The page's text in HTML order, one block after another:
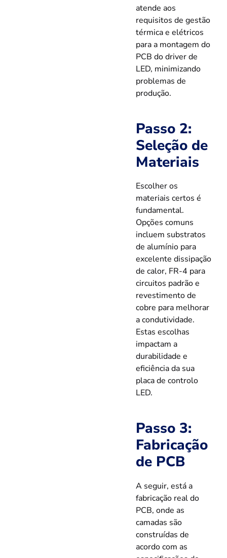
atende aos
requisitos de gestão
térmica e elétricos
para a montagem do
PCB do driver de
LED, minimizando
problemas de
produção.
Passo 2:
Seleção de
Materiais
Escolher os
materiais certos é
fundamental.
Opções comuns
incluem substratos
de alumínio para
excelente dissipação
de calor, FR-4 para
circuitos padrão e
revestimento de
cobre para melhorar
a condutividade.
Estas escolhas
impactam a
durabilidade e
eficiência da sua
placa de controlo
LED.
Passo 3:
Fabricação
de PCB
A seguir, está a
fabricação real do
PCB, onde as
camadas são
construídas de
acordo com as